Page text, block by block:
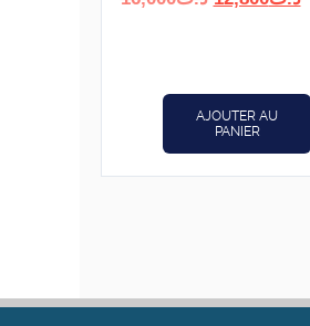
د.ت16,000.
AJOUTER AU
PANIER